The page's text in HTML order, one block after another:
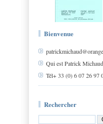
Bienvenue
Qui est Patrick
Tél+ 33 (0) 6 07 26 97
Rechercher